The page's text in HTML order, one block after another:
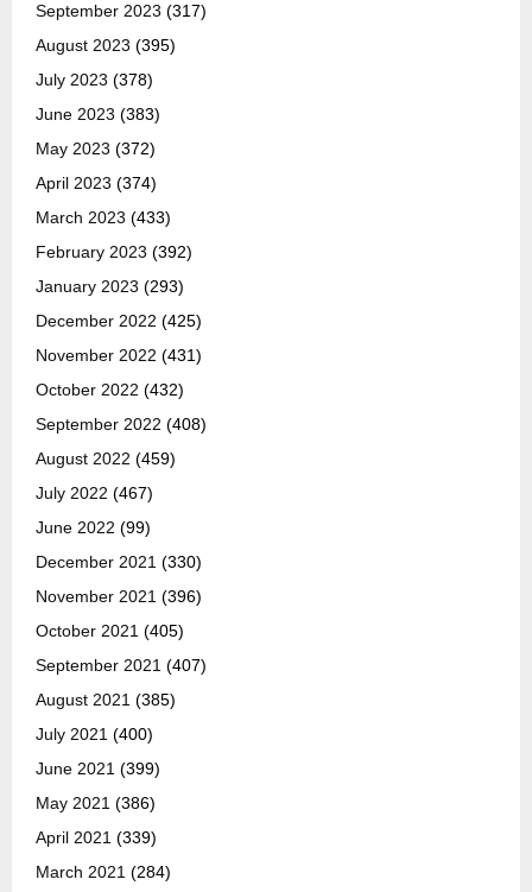
September 2023 (317)
August 2023 (395)
July 2023 (378)
June 2023 (383)
May 2023 (372)
April 2023 (374)
March 2023 (433)
February 2023 (392)
January 2023 (293)
December 2022 (425)
November 2022 (431)
October 2022 (432)
September 2022 (408)
August 2022 (459)
July 2022 (467)
June 2022 (99)
December 2021 (330)
November 2021 (396)
October 2021 (405)
September 2021 (407)
August 2021 (385)
July 2021 (400)
June 2021 (399)
May 2021 (386)
April 2021 (339)
March 2021 (284)